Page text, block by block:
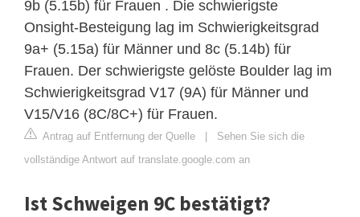
9b (5.15b) für Frauen . Die schwierigste
Onsight-Besteigung lag im Schwierigkeitsgrad
9a+ (5.15a) für Männer und 8c (5.14b) für
Frauen. Der schwierigste gelöste Boulder lag im
Schwierigkeitsgrad V17 (9A) für Männer und
V15/V16 (8C/8C+) für Frauen.
Antrag auf Entfernung der Quelle | Sehen Sie sich die
vollständige Antwort auf translate.google.com an
Ist Schweigen 9C bestätigt?